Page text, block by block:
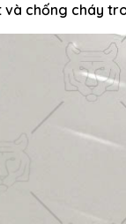
và chống cháy